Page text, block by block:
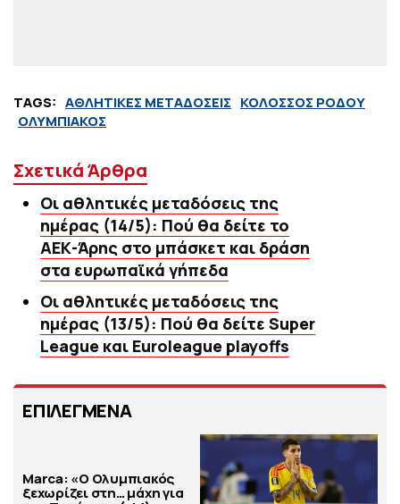
TAGS: ΑΘΛΗΤΙΚΕΣ ΜΕΤΑΔΟΣΕΙΣ ΚΟΛΟΣΣΟΣ ΡΟΔΟΥ
ΟΛΥΜΠΙΑΚΟΣ
Σχετικά Άρθρα
Οι αθλητικές μεταδόσεις της
ημέρας (14/5): Πού θα δείτε το
ΑΕΚ-Άρης στο μπάσκετ και δράση
στα ευρωπαϊκά γήπεδα
Οι αθλητικές μεταδόσεις της
ημέρας (13/5): Πού θα δείτε Super
League και Euroleague playoffs
ΕΠΙΛΕΓΜΕΝΑ
Marca: «Ο Ολυμπιακός
ξεχωρίζει στη… μάχη για